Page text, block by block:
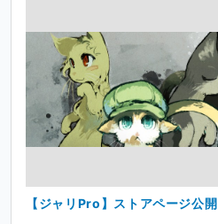
【ジャリPro】ストアページ公開